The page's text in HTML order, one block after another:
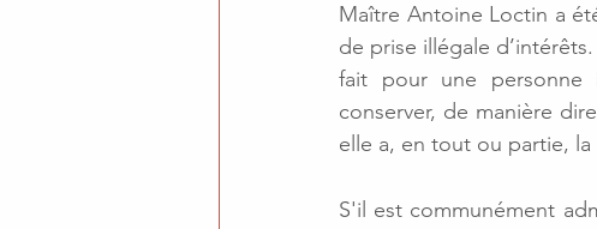
Maître Antoine Loctin a
de prise illégale
fait pour une personne
conserver, de manière
elle a, en tout ou partie, la
S'il est communément